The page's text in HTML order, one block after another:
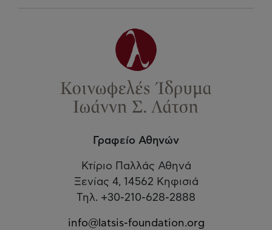
Γραφείο Αθηνών
Κτίριο Παλλάς Αθηνά
Ξενίας 4, 14562 Κηφισιά
Τηλ. +30-210-628-2888
info@latsis-foundation.org